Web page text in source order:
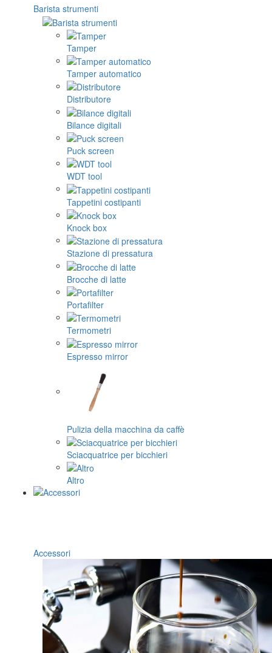
Barista strumenti
Tamper
Tamper automatico
Distributore
Bilance digitali
Puck screen
WDT tool
Tappetini costipanti
Knock box
Stazione di pressatura
Brocche di latte
Portafilter
Termometri
Espresso mirror
Pulizia della macchina da caffè
Sciacquatrice per bicchieri
Altro
Accessori